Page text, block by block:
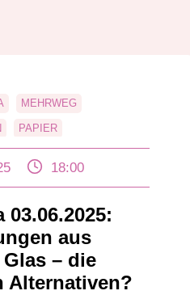
MEHRWEG
PAPIER
18:00
03.06.2025:
aus
– die
Alternativen?